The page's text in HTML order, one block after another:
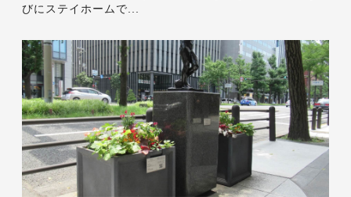
びにステイホームで...